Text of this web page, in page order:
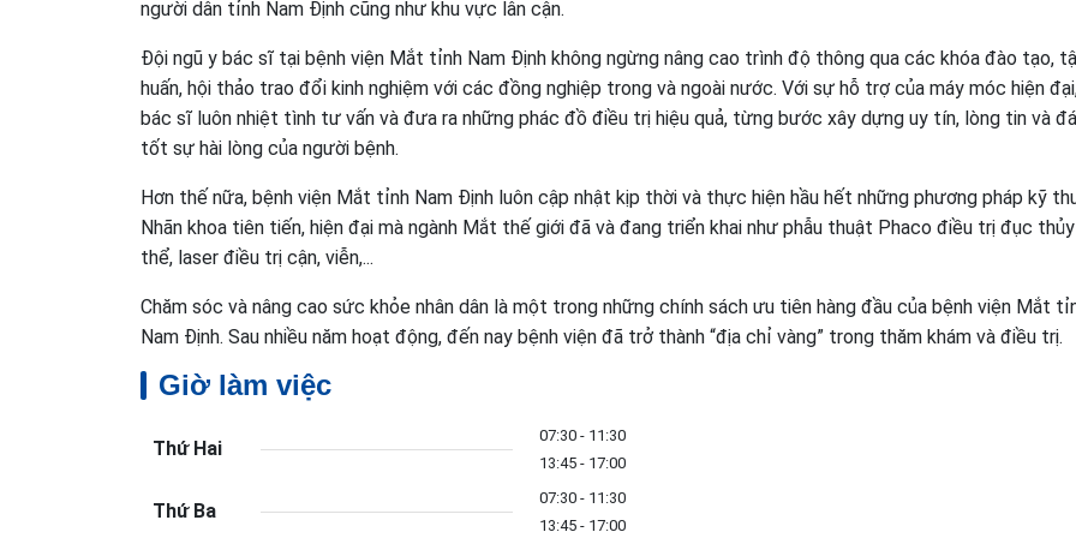
người dân tỉnh Nam Định cũng như khu vực lân cận.
Đội ngũ y bác sĩ tại bệnh viện Mắt tỉnh Nam Định không ngừng nâng cao trình độ thông qua các khóa đào tạo,
huấn, hội thảo trao đổi kinh nghiệm với các đồng nghiệp trong và ngoài nước. Với sự hỗ trợ của máy móc hiện
bác sĩ luôn nhiệt tình tư vấn và đưa ra những phác đồ điều trị hiệu quả, từng bước xây dựng uy tín, lòng tin và
tốt sự hài lòng của người bệnh.
Hơn thế nữa, bệnh viện Mắt tỉnh Nam Định luôn cập nhật kịp thời và thực hiện hầu hết những phương pháp kỹ
Nhãn khoa tiên tiến, hiện đại mà ngành Mắt thế giới đã và đang triển khai như phẫu thuật Phaco điều trị đục
thể, laser điều trị cận, viễn,...
Chăm sóc và nâng cao sức khỏe nhân dân là một trong những chính sách ưu tiên hàng đầu của bệnh viện Mắt
Nam Định. Sau nhiều năm hoạt động, đến nay bệnh viện đã trở thành “địa chỉ vàng” trong thăm khám và điều trị.
Giờ làm việc
Thứ Hai
07:30 - 11:30
13:45 - 17:00
Thứ Ba
07:30 - 11:30
13:45 - 17:00